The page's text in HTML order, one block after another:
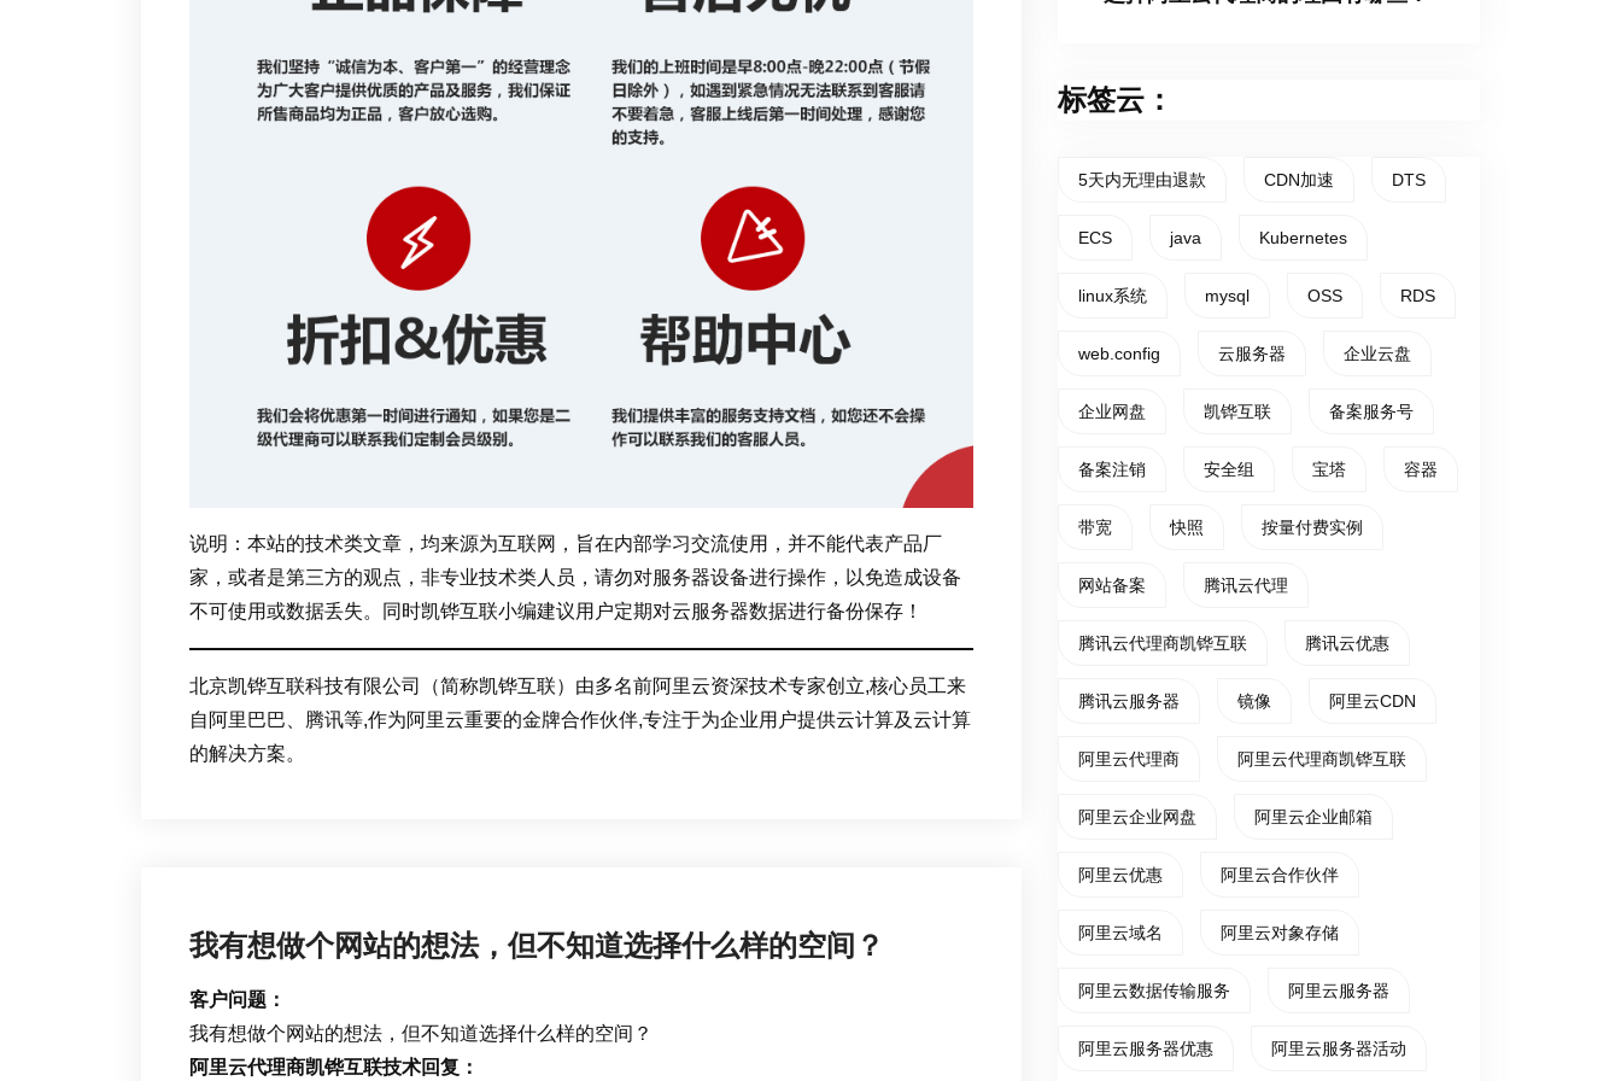
说明：本站的技术类文章，均来源为互联网，旨在内部学习交流使用，并不能代表产品厂
家，或者是第三方的观点，非专业技术类人员，请勿对服务器设备进行操作，以免造成设备
不可使用或数据丢失。同时凯铧互联小编建议用户定期对云服务器数据进行备份保存！
北京凯铧互联科技有限公司（简称凯铧互联）由多名前阿里云资深技术专家创立,核心员工来
自阿里巴巴、腾讯等,作为阿里云重要的金牌合作伙伴,专注于为企业用户提供云计算及云计算
的解决方案。
我有想做个网站的想法，但不知道选择什么样的空间？
客户问题：
我有想做个网站的想法，但不知道选择什么样的空间？
阿里云代理商凯铧互联技术回复：
标签云：
5天内无理由退款 CDN加速 DTS
ECS java Kubernetes
linux系统 mysql OSS RDS
web.config 云服务器 企业云盘
企业网盘 凯铧互联 备案服务号
备案注销 安全组 宝塔 容器
带宽 快照 按量付费实例
网站备案 腾讯云代理
腾讯云代理商凯铧互联 腾讯云优惠
腾讯云服务器 镜像 阿里云CDN
阿里云代理商 阿里云代理商凯铧互联
阿里云企业网盘 阿里云企业邮箱
阿里云优惠 阿里云合作伙伴
阿里云域名 阿里云对象存储
阿里云数据传输服务 阿里云服务器
阿里云服务器优惠 阿里云服务器活动